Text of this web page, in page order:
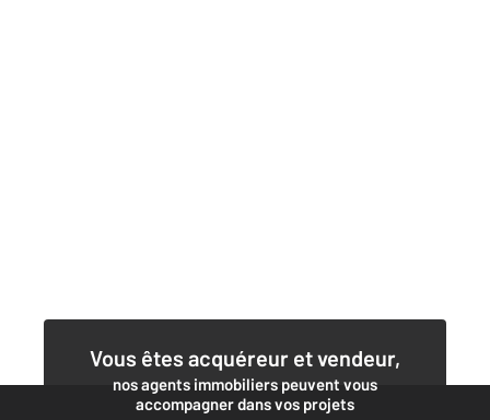
Vous êtes acquéreur et vendeur,
nos agents immobiliers peuvent vous
accompagner dans vos projets